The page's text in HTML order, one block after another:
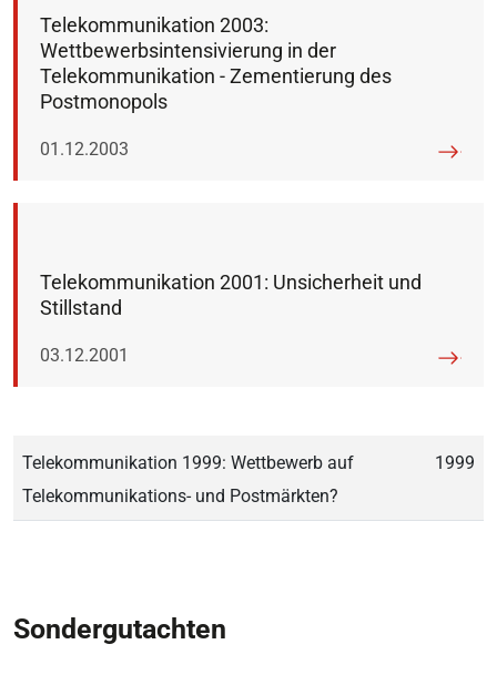
Telekommunikation 2003:
Wettbewerbsintensivierung in der
Telekommunikation - Zementierung des
Postmonopols
Veröffentlicht am:
01.12.2003
Telekommunikation 2001: Unsicherheit und
Stillstand
Veröffentlicht am:
03.12.2001
Telekommunikation 1999: Wettbewerb auf
Telekommunikations- und Postmärkten?
1999
Sondergutachten